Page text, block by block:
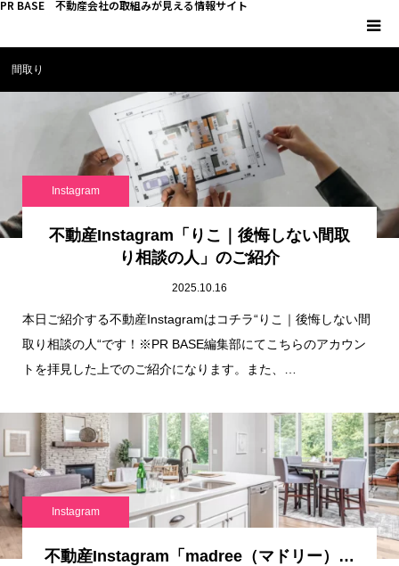
PR BASE 不動産会社の取組みが見える情報サイト
間取り
Instagram
不動産Instagram「りこ｜後悔しない間取
り相談の人」のご紹介
2025.10.16
本日ご紹介する不動産Instagramはコチラ“りこ｜後悔しない間
取り相談の人“です！※PR BASE編集部にてこちらのアカウン
トを拝見した上でのご紹介になります。また、…
Instagram
不動産Instagram「madree（マドリー）…
PR BASEとは
キーマンインタビュー
不動産 YouTube
不動産関連調査